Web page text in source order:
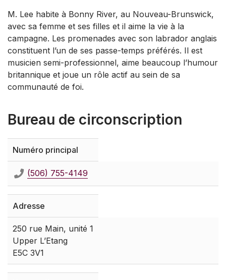
M. Lee habite à Bonny River, au Nouveau-Brunswick,
avec sa femme et ses filles et il aime la vie à la
campagne. Les promenades avec son labrador anglais
constituent l’un de ses passe-temps préférés. Il est
musicien semi-professionnel, aime beaucoup l’humour
britannique et joue un rôle actif au sein de sa
communauté de foi.
Bureau de circonscription
Numéro principal
(506) 755-4149
Adresse
250 rue Main, unité 1
Upper L’Etang
E5C 3V1